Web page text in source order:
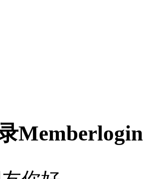
Memberlogin